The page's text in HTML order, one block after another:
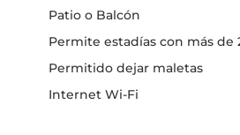
Patio o Balcón
Permite estadías con más de
Permitido dejar maletas
Internet Wi-Fi